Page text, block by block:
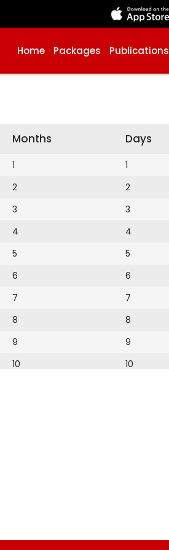
Home Packages Publications
Months
1
2
3
4
5
6
7
8
9
10
Days
1
2
3
4
5
6
7
8
9
10
18